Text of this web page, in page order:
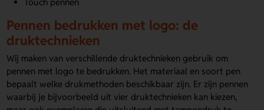
Pennen bedrukken met logo: de
druktechnieken
Wij maken van verschillende druktechnieken gebruik om
pennen met logo te bedrukken. Het materiaal en soort pen
bepaalt welke drukmethoden beschikbaar zijn. Er zijn pennen
waarbij je bijvoorbeeld uit vier druktechnieken kan kiezen,